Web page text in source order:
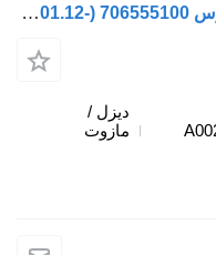
جهاز التدفئة Mercedes-Benz أكتروس mp4 2551 (01.12-) 706555100 لـ السيارات القاطرة Mercedes-Benz Actros MP4 Antos Arocs (2012-)
مازوت